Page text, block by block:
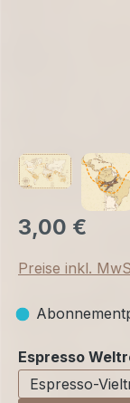
3,00 €
Preise inkl.
Espresso
Espresso-